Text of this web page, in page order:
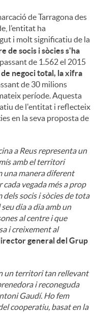
de Tarragona des
l’entitat ha
i molt significatiu de la
de socis i sòcies s'ha
, passant de 1.562 el 2015
negoci total, la xifra
de 30 milions
període. Aquesta
de l'entitat i reflecteix
en la seva proposta de
a Reus representa un
amb el territori
una manera diferent
cada vegada més a prop
dels socis i sòcies de tota
dia a dia amb un
al centre i que
i creixement al
general del Grup
un territori tan rellevant
i reconeguda
Gaudí. Ho fem
cooperatiu, basat en la